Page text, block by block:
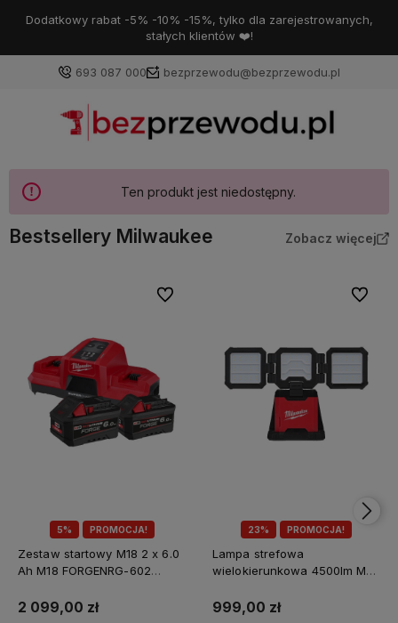
Dodatkowy rabat -5% -10% -15%, tylko dla zarejestrowanych,
stałych klientów ❤️!
693 087 000 bezprzewodu@bezprzewodu.pl
Ten produkt jest niedostępny.
Bestsellery Milwaukee Zobacz więcej
5% PROMOCJA!
Zestaw startowy M18 2 x 6.0
Ah M18 FORGENRG-602
2 099,00 zł
Do ulubionych
23% PROMOCJA!
Lampa strefowa
wielokierunkowa 4500lm M18
999,00 zł
Do